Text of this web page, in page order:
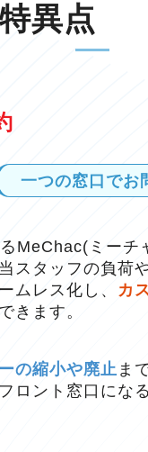
異点
一つの窓口でお
MeChac(ミーチ
スタッフの負荷
ムレス化し、
カ
きます。
の縮小や廃止 ま
ロント窓口にな